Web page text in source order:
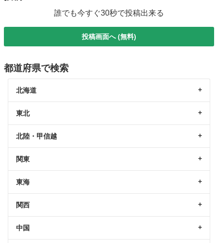
誰でも今すぐ30秒で投稿出来る
投稿画面へ (無料)
都道府県で検索
北海道
東北
北陸・甲信越
関東
東海
関西
中国